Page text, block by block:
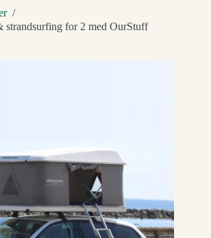
/
strandsurfing for 2 med OurStuff